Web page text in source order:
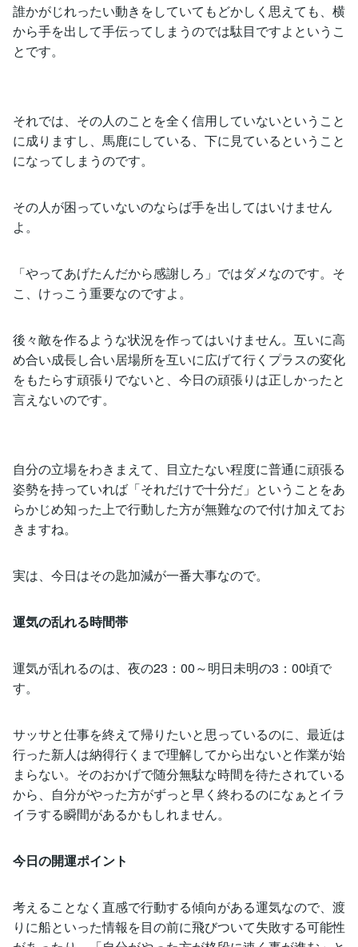
誰かがじれったい動きをしていてもどかしく思えても、横
から手を出して手伝ってしまうのでは駄目ですよというこ
とです。
それでは、その人のことを全く信用していないということ
に成りますし、馬鹿にしている、下に見ているということ
になってしまうのです。
その人が困っていないのならば手を出してはいけません
よ。
「やってあげたんだから感謝しろ」ではダメなのです。そ
こ、けっこう重要なのですよ。
後々敵を作るような状況を作ってはいけません。互いに高
め合い成長し合い居場所を互いに広げて行くプラスの変化
をもたらす頑張りでないと、今日の頑張りは正しかったと
言えないのです。
自分の立場をわきまえて、目立たない程度に普通に頑張る
姿勢を持っていれば「それだけで十分だ」ということをあ
らかじめ知った上で行動した方が無難なので付け加えてお
きますね。
実は、今日はその匙加減が一番大事なので。
運気の乱れる時間帯
運気が乱れるのは、夜の23：00～明日未明の3：00頃で
す。
サッサと仕事を終えて帰りたいと思っているのに、最近は
行った新人は納得行くまで理解してから出ないと作業が始
まらない。そのおかげで随分無駄な時間を待たされている
から、自分がやった方がずっと早く終わるのになぁとイラ
イラする瞬間があるかもしれません。
今日の開運ポイント
考えることなく直感で行動する傾向がある運気なので、渡
りに船といった情報を目の前に飛びついて失敗する可能性